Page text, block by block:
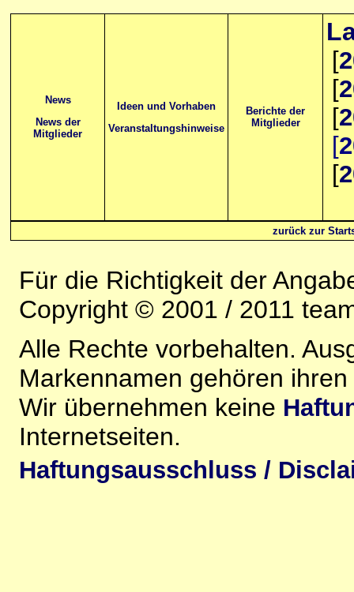
News
News der
Mitglieder
Ideen und Vorhaben
Veranstaltungshinweise
Berichte der
Mitglieder
[
[
[
[
[
zurück zur
Für die Richtigkeit der
Copyright © 2001 / 2011
Alle Rechte vorbehalten.
Markennamen gehören
Wir übernehmen keine
Internetseiten.
Haftungsausschluss /